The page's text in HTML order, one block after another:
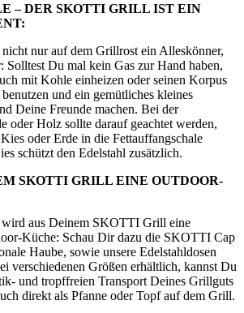
– DER SKOTTI GRILL IST EIN
nur auf dem Grillrost ein Alleskönner,
Solltest Du mal kein Gas zur Hand haben,
mit Kohle einheizen oder seinen Korpus
und ein gemütliches kleines
Deine Freunde machen. Bei der
oder Holz sollte darauf geachtet werden,
oder Erde in die Fettauffangschale
schützt den Edelstahl zusätzlich.
SKOTTI GRILL EINE OUTDOOR-
aus Deinem SKOTTI Grill eine
Küche: Schau Dir dazu die SKOTTI Cap
Haube, sowie unsere Edelstahldosen
verschiedenen Größen erhältlich, kannst Du
und tropffreien Transport Deines Grillguts
direkt als Pfanne oder Topf auf dem Grill.